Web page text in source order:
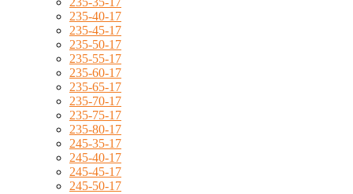
235-40-17
235-45-17
235-50-17
235-55-17
235-60-17
235-65-17
235-70-17
235-75-17
235-80-17
245-35-17
245-40-17
245-45-17
245-50-17